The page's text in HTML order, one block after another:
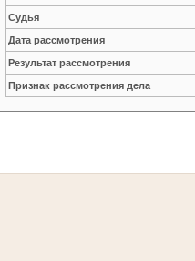
Судья
Дата рассмотрения
Результат рассмотрения
Признак рассмотрения дела